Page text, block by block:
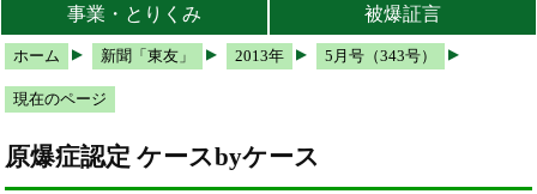
事業・とりくみ 被爆証言
ホーム 新聞「東友」 2013年 5月号（343号）
現在のページ
原爆症認定 ケースbyケース